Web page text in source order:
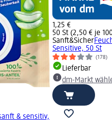
& sensitiv,
1,25 €
50 St (2,50 € je
Sanft&Sicher
Sensitive, 50 St
(178)
Lieferbar
dm-Markt